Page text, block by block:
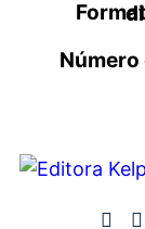
Número